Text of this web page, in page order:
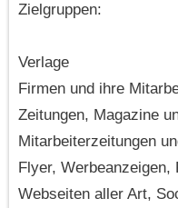
Zielgruppen:
Verlage
Firmen und ihre
Zeitungen, Magazine
Mitarbeiterzeitungen
Flyer, Werbeanzeigen,
Webseiten aller Art,